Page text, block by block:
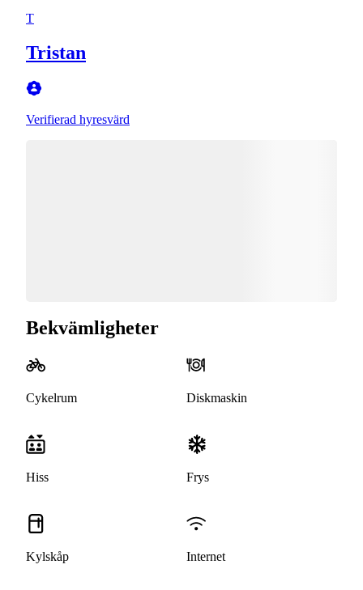
T
Tristan
Verifierad hyresvärd
Bekvämligheter
Cykelrum Diskmaskin
Hiss Frys
Kylskåp Internet